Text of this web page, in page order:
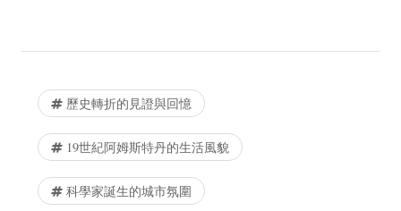
歷史轉折的見證與回憶
19世紀阿姆斯特丹的生活風貌
科學家誕生的城市氛圍